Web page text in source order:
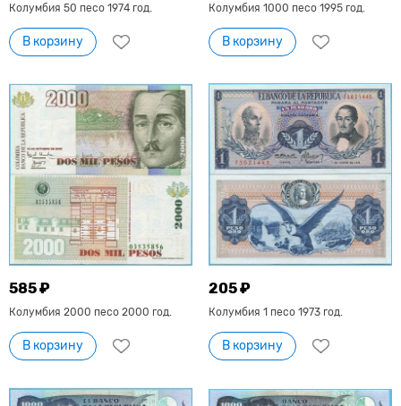
Колумбия 50 песо 1974 год.
В корзину
Колумбия 1000 песо 1995 год.
В корзину
585 ₽
Колумбия 2000 песо 2000 год.
В корзину
205 ₽
Колумбия 1 песо 1973 год.
В корзину